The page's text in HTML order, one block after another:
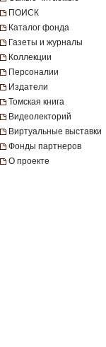
ПОИСК
Каталог фонда
Газеты и журналы
Коллекции
Персоналии
Издатели
Томская книга
Видеолекторий
Виртуальные выставки
Фонды партнеров
О проекте